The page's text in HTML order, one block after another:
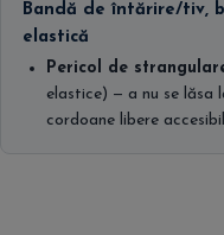
Bandă de întărire/tiv,
elastică
Pericol de
elastice) — a nu se lăsa
cordoane libere